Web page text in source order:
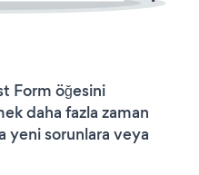
Form öğesini
daha fazla zaman
yeni sorunlara veya